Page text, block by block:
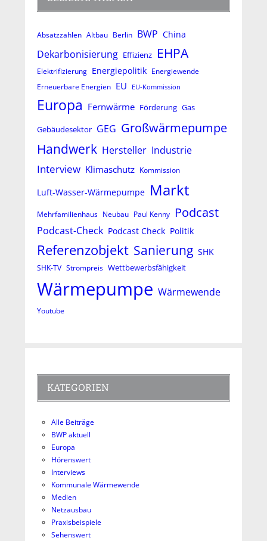
Absatzzahlen Altbau Berlin BWP China
Dekarbonisierung Effizienz EHPA
Elektrifizierung Energiepolitik Energiewende
Erneuerbare Energien EU EU-Kommission
Europa Fernwärme Förderung Gas
Gebäudesektor GEG Großwärmepumpe
Handwerk Hersteller Industrie
Interview Klimaschutz Kommission
Luft-Wasser-Wärmepumpe Markt
Mehrfamilienhaus Neubau Paul Kenny Podcast
Podcast-Check Podcast Check Politik
Referenzobjekt Sanierung SHK
SHK-TV Strompreis Wettbewerbsfähigkeit
Wärmepumpe Wärmewende
Youtube
KATEGORIEN
Alle Beiträge
BWP aktuell
Europa
Hörenswert
Interviews
Kommunale Wärmewende
Medien
Netzausbau
Praxisbeispiele
Sehenswert